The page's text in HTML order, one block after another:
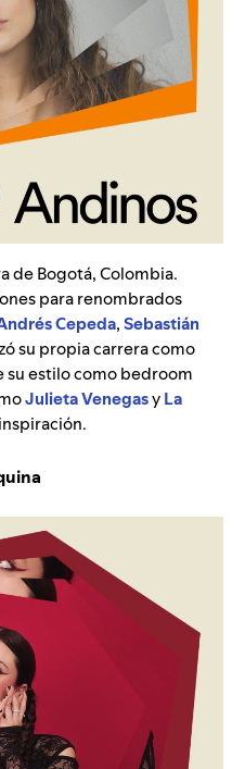
de Bogotá, Colombia.
para renombrados
Cepeda,Sebastián
su propia carrera como
su estilo como bedroom
Julieta VenegasyLa